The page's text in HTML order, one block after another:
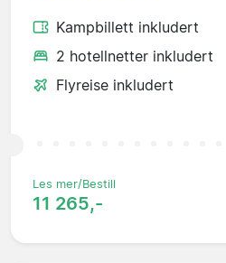
Kampbillett inkludert
2 hotellnetter inkludert
Flyreise inkludert
Les mer/Bestill
11 265,-